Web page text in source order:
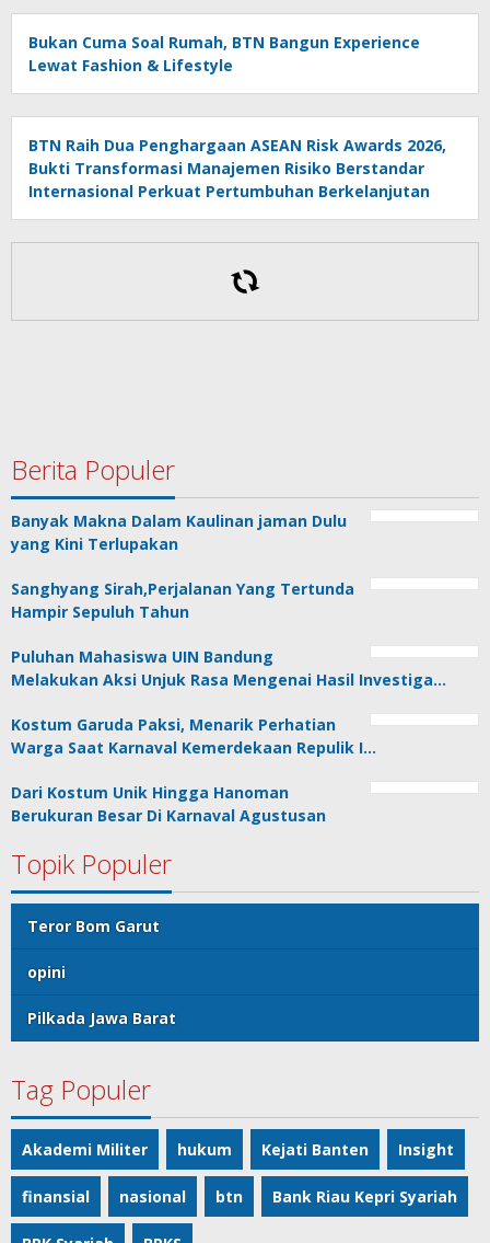
Bukan Cuma Soal Rumah, BTN Bangun Experience
Lewat Fashion & Lifestyle
BTN Raih Dua Penghargaan ASEAN Risk Awards 2026,
Bukti Transformasi Manajemen Risiko Berstandar
Internasional Perkuat Pertumbuhan Berkelanjutan
Berita Populer
Banyak Makna Dalam Kaulinan jaman Dulu
yang Kini Terlupakan
Sanghyang Sirah,Perjalanan Yang Tertunda
Hampir Sepuluh Tahun
Puluhan Mahasiswa UIN Bandung
Melakukan Aksi Unjuk Rasa Mengenai Hasil Investiga…
Kostum Garuda Paksi, Menarik Perhatian
Warga Saat Karnaval Kemerdekaan Repulik I…
Dari Kostum Unik Hingga Hanoman
Berukuran Besar Di Karnaval Agustusan
Topik Populer
Teror Bom Garut
opini
Pilkada Jawa Barat
Tag Populer
Akademi Militer hukum Kejati Banten Insight
finansial nasional btn Bank Riau Kepri Syariah